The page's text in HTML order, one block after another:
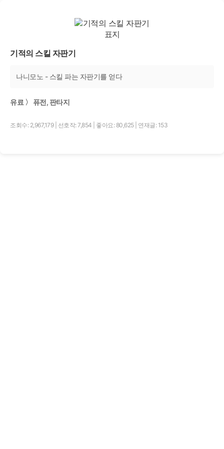
기적의 스킬 자판기
나니모노 - 스킬 파는 자판기를 얻다
유료 〉 퓨전, 판타지
조회수: 2,967,179 선호작: 7,854 좋아요: 80,625 연재글: 153